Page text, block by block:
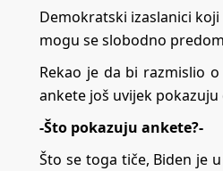
Demokratski izaslanici
mogu se slobodno
Rekao je da bi razmislio
ankete još uvijek
-Što pokazuju ankete?-
Što se toga tiče, Biden je